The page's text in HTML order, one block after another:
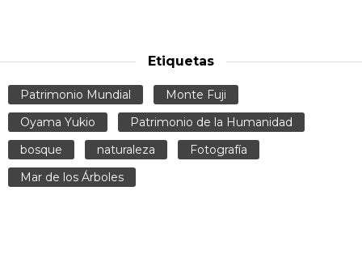
Etiquetas
Patrimonio Mundial
Monte Fuji
Oyama Yukio
Patrimonio de la Humanidad
bosque
naturaleza
Fotografía
Mar de los Árboles